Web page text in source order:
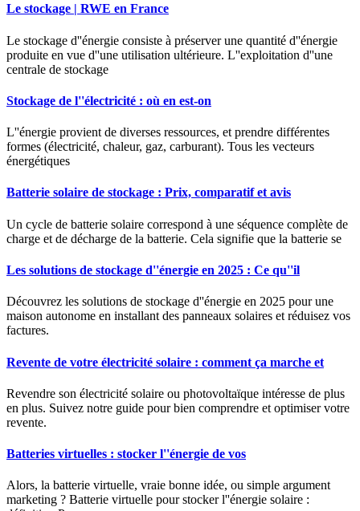
Le stockage | RWE en France
Le stockage d''énergie consiste à préserver une quantité d''énergie
produite en vue d''une utilisation ultérieure. L''exploitation d''une
centrale de stockage
Stockage de l''électricité : où en est-on
L''énergie provient de diverses ressources, et prendre différentes
formes (électricité, chaleur, gaz, carburant). Tous les vecteurs
énergétiques
Batterie solaire de stockage : Prix, comparatif et avis
Un cycle de batterie solaire correspond à une séquence complète de
charge et de décharge de la batterie. Cela signifie que la batterie se
Les solutions de stockage d''énergie en 2025 : Ce qu''il
Découvrez les solutions de stockage d''énergie en 2025 pour une
maison autonome en installant des panneaux solaires et réduisez vos
factures.
Revente de votre électricité solaire : comment ça marche et
Revendre son électricité solaire ou photovoltaïque intéresse de plus
en plus. Suivez notre guide pour bien comprendre et optimiser votre
revente.
Batteries virtuelles : stocker l''énergie de vos
Alors, la batterie virtuelle, vraie bonne idée, ou simple argument
marketing ? Batterie virtuelle pour stocker l''énergie solaire :